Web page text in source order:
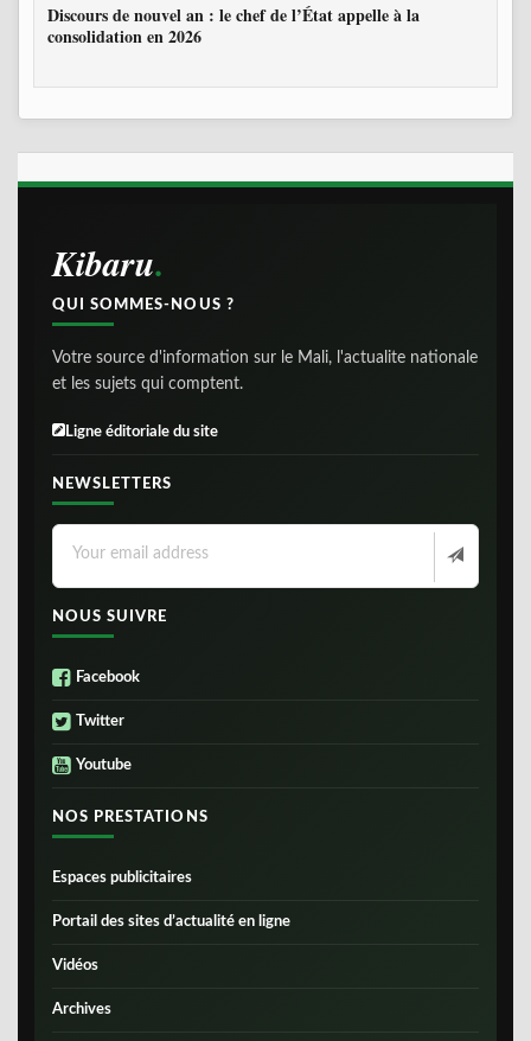
Discours de nouvel an : le chef de l’État appelle à la
consolidation en 2026
Kibaru
QUI SOMMES-NOUS ?
Votre source d'information sur le Mali, l'actualite nationale
et les sujets qui comptent.
Ligne éditoriale du site
NEWSLETTERS
NOUS SUIVRE
Facebook
Twitter
Youtube
NOS PRESTATIONS
Espaces publicitaires
Portail des sites d’actualité en ligne
Vidéos
Archives